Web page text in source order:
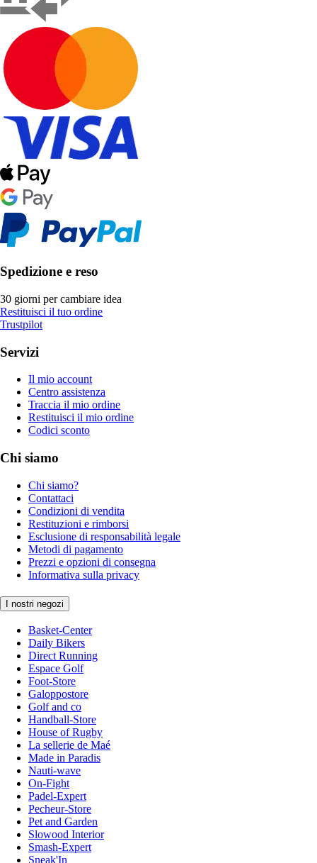
Spedizione e reso
30 giorni per cambiare idea
Restituisci il tuo ordine
Trustpilot
Servizi
Il mio account
Centro assistenza
Traccia il mio ordine
Restituisci il mio ordine
Codici sconto
Chi siamo
Chi siamo?
Contattaci
Condizioni di vendita
Restituzioni e rimborsi
Esclusione di responsabilità legale
Metodi di pagamento
Prezzi e opzioni di consegna
Informativa sulla privacy
I nostri negozi
Basket-Center
Daily Bikers
Direct Running
Espace Golf
Foot-Store
Galoppostore
Golf and co
Handball-Store
House of Rugby
La sellerie de Maé
Made in Paradis
Nauti-wave
On-Fight
Padel-Expert
Pecheur-Store
Pet and Garden
Slowood Interior
Smash-Expert
Sneak'In